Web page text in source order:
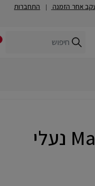
אחר הזמנה | התחברות
Made in USA 990v6 נעלי